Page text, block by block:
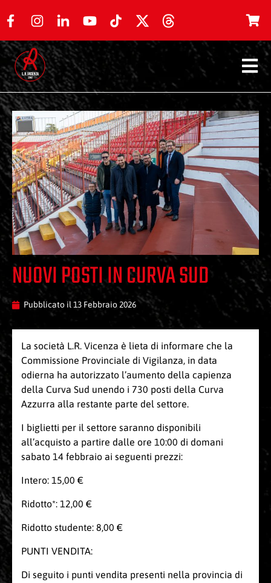
NUOVI POSTI IN CURVA SUD
Pubblicato il 13 Febbraio 2026
La società L.R. Vicenza è lieta di informare che la
Commissione Provinciale di Vigilanza, in data
odierna ha autorizzato l’aumento della capienza
della Curva Sud unendo i 730 posti della Curva
Azzurra alla restante parte del settore.
I biglietti per il settore saranno disponibili
all’acquisto a partire dalle ore 10:00 di domani
sabato 14 febbraio ai seguenti prezzi:
Intero: 15,00 €
Ridotto*: 12,00 €
Ridotto studente: 8,00 €
PUNTI VENDITA:
Di seguito i punti vendita presenti nella provincia di